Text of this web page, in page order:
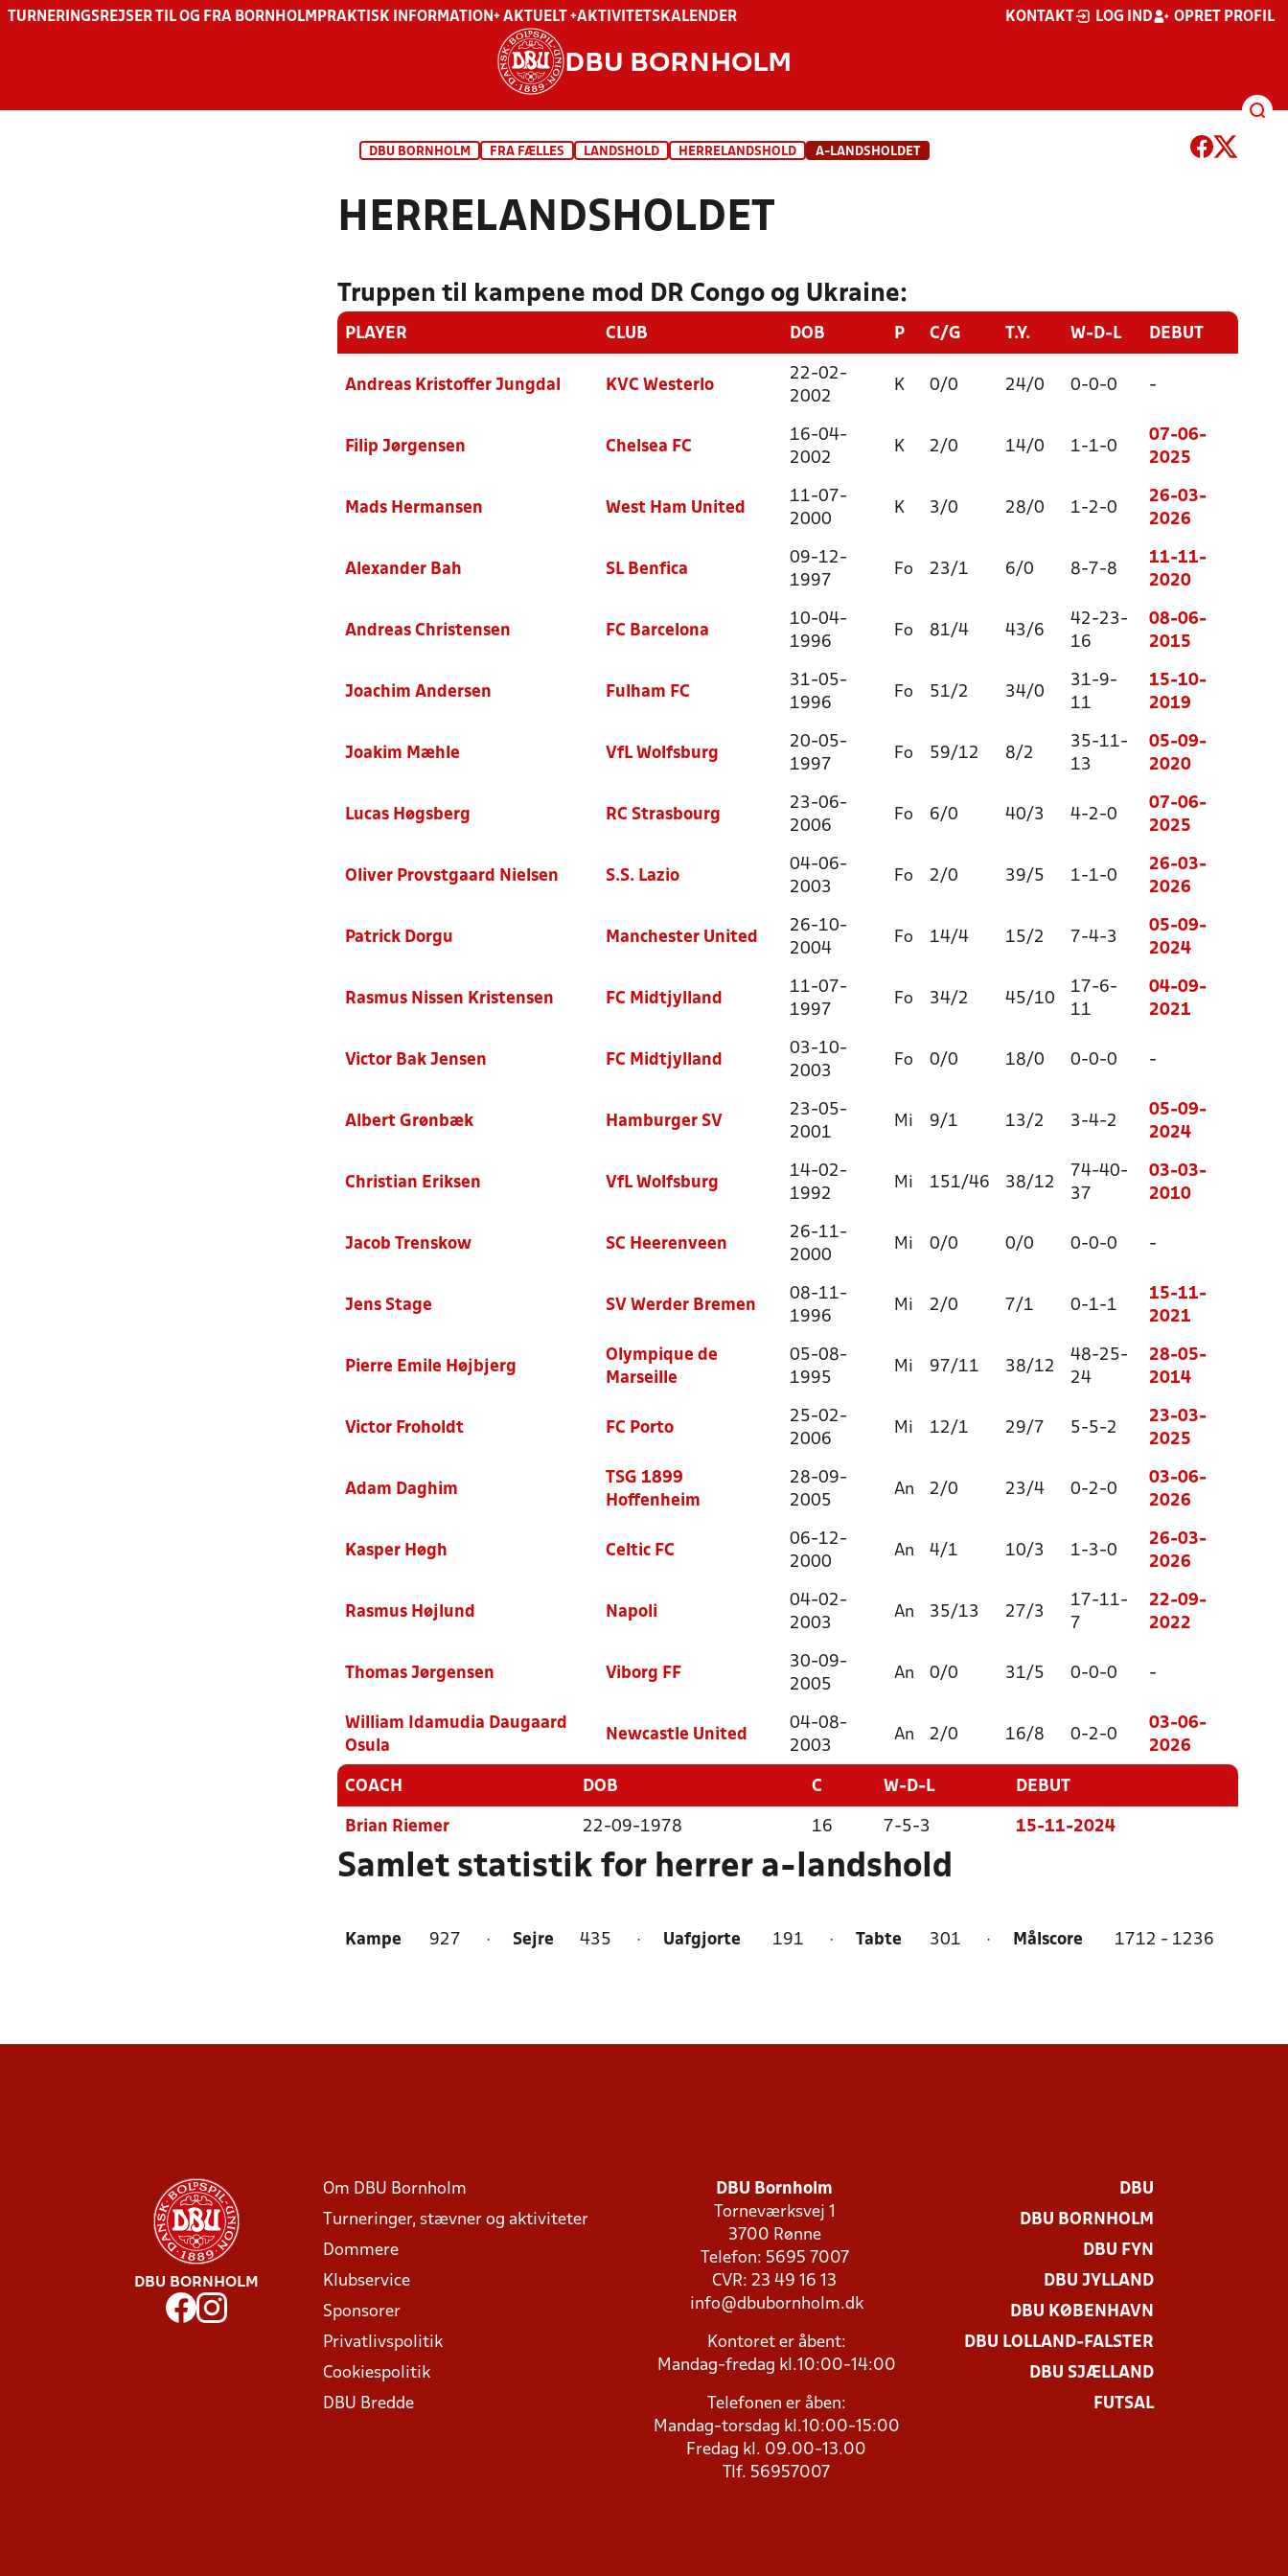
TURNERINGSREJSER TIL OG FRA BORNHOLM PRAKTISK INFORMATION + AKTUELT +AKTIVITETSKALENDER KONTAKT LOG IND OPRET PROFIL
DBU BORNHOLM
DBU BORNHOLM FRA FÆLLES LANDSHOLD HERRELANDSHOLD A-LANDSHOLDET
HERRELANDSHOLDET
Truppen til kampene mod DR Congo og Ukraine:
PLAYER CLUB DOB P C/G T.Y. W-D-L DEBUT
Andreas Kristoffer Jungdal KVC Westerlo
22-02-
2002
K 0/0 24/0 0-0-0 -
Filip Jørgensen Chelsea FC
16-04-
2002
K 2/0 14/0 1-1-0
07-06-
2025
Mads Hermansen West Ham United
11-07-
2000
K 3/0 28/0 1-2-0
26-03-
2026
Alexander Bah SL Benfica
09-12-
1997
Fo 23/1 6/0 8-7-8
11-11-
2020
Andreas Christensen FC Barcelona
10-04-
1996
Fo 81/4 43/6
42-23-
16
08-06-
2015
Joachim Andersen Fulham FC
31-05-
1996
Fo 51/2 34/0
31-9-
11
15-10-
2019
Joakim Mæhle VfL Wolfsburg
20-05-
1997
Fo 59/12 8/2
35-11-
13
05-09-
2020
Lucas Høgsberg RC Strasbourg
23-06-
2006
Fo 6/0 40/3 4-2-0
07-06-
2025
Oliver Provstgaard Nielsen S.S. Lazio
04-06-
2003
Fo 2/0 39/5 1-1-0
26-03-
2026
Patrick Dorgu Manchester United
26-10-
2004
Fo 14/4 15/2 7-4-3
05-09-
2024
Rasmus Nissen Kristensen FC Midtjylland
11-07-
1997
Fo 34/2 45/10
17-6-
11
04-09-
2021
Victor Bak Jensen FC Midtjylland
03-10-
2003
Fo 0/0 18/0 0-0-0 -
Albert Grønbæk Hamburger SV
23-05-
2001
Mi 9/1 13/2 3-4-2
05-09-
2024
Christian Eriksen VfL Wolfsburg
14-02-
1992
Mi 151/46 38/12
74-40-
37
03-03-
2010
Jacob Trenskow SC Heerenveen
26-11-
2000
Mi 0/0 0/0 0-0-0 -
Jens Stage SV Werder Bremen
08-11-
1996
Mi 2/0 7/1 0-1-1
15-11-
2021
Pierre Emile Højbjerg
Olympique de
Marseille
05-08-
1995
Mi 97/11 38/12
48-25-
24
28-05-
2014
Victor Froholdt FC Porto
25-02-
2006
Mi 12/1 29/7 5-5-2
23-03-
2025
Adam Daghim
TSG 1899
Hoffenheim
28-09-
2005
An 2/0 23/4 0-2-0
03-06-
2026
Kasper Høgh Celtic FC
06-12-
2000
An 4/1 10/3 1-3-0
26-03-
2026
Rasmus Højlund Napoli
04-02-
2003
An 35/13 27/3
17-11-
7
22-09-
2022
Thomas Jørgensen Viborg FF
30-09-
2005
An 0/0 31/5 0-0-0 -
William Idamudia Daugaard
Osula
Newcastle United
04-08-
2003
An 2/0 16/8 0-2-0
03-06-
2026
COACH DOB C W-D-L DEBUT
Brian Riemer 22-09-1978 16 7-5-3 15-11-2024
Samlet statistik for herrer a-landshold
Kampe 927 · Sejre 435 · Uafgjorte 191 · Tabte 301 · Målscore 1712 - 1236
DBU BORNHOLM
Om DBU Bornholm
Turneringer, stævner og aktiviteter
Dommere
Klubservice
Sponsorer
Privatlivspolitik
Cookiespolitik
DBU Bredde
DBU Bornholm
Torneværksvej 1
3700 Rønne
Telefon: 5695 7007
CVR: 23 49 16 13
info@dbubornholm.dk
Kontoret er åbent:
Mandag-fredag kl.10:00-14:00
Telefonen er åben:
Mandag-torsdag kl.10:00-15:00
Fredag kl. 09.00-13.00
Tlf. 56957007
DBU
DBU BORNHOLM
DBU FYN
DBU JYLLAND
DBU KØBENHAVN
DBU LOLLAND-FALSTER
DBU SJÆLLAND
FUTSAL